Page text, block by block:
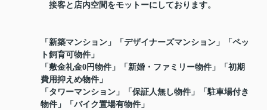
接客と店内空間をモットーにしております。
「新築マンション」「デザイナーズマンション」「ペッ
ト飼育可物件」
「敷金礼金0円物件」「新婚・ファミリー物件」「初期
費用抑えめ物件」
「タワーマンション」「保証人無し物件」「駐車場付き
物件」「バイク置場有物件」